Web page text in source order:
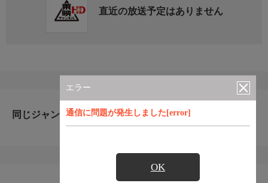
エラー
通信に問題が発生しました[error]
OK
直近の放送予定はありません
同じジャンルのおすすめ番組